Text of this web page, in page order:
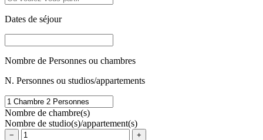
Dates de séjour
Nombre de Personnes ou chambres
N. Personnes ou studios/appartements
Nombre de chambre(s)
Nombre de studio(s)/appartement(s)
− +